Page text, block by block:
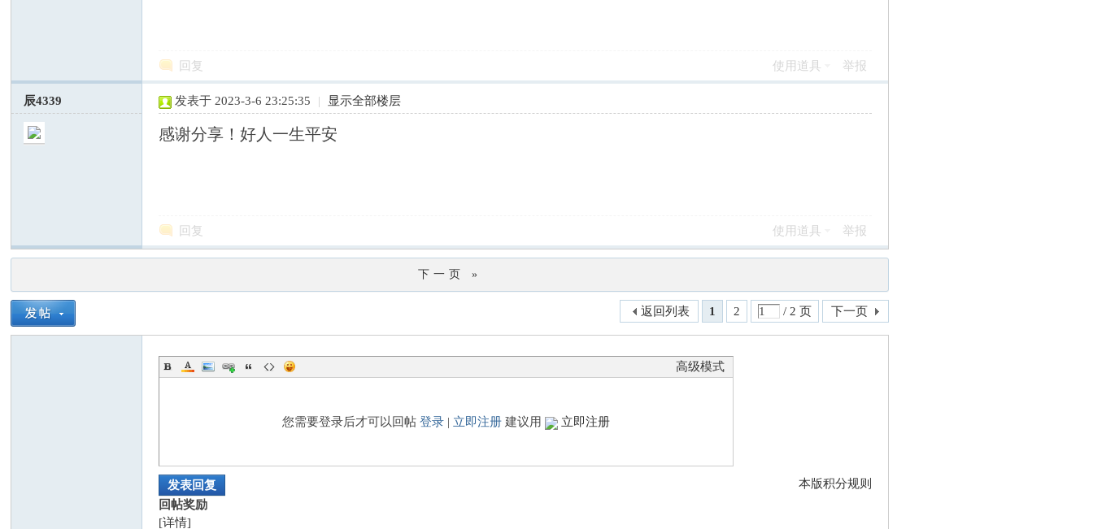
社
回复 使用道具 举报
辰4339 发表于 2023-3-6 23:25:35 | 显示全部楼层
感谢分享！好人一生平安
回复 使用道具 举报
下一页 »
1 2 / 2 页 下一页
返回列表
高级模式
您需要登录后才可以回帖登录 | 立即注册 建议用 立即注册
本版积分规则
发表回复
回帖奖励
[详情]